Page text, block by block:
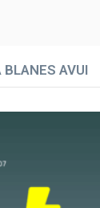
BLANES AVUI